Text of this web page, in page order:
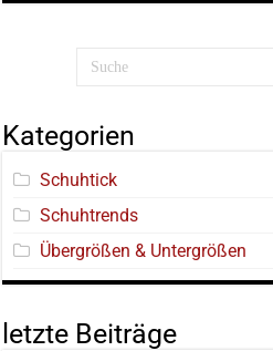
Kategorien
Schuhtick
Schuhtrends
Übergrößen & Untergrößen
letzte Beiträge